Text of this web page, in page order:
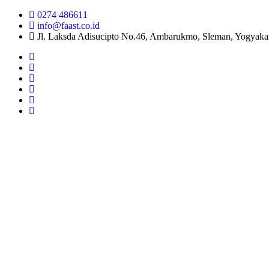
0274 486611
info@faast.co.id
Jl. Laksda Adisucipto No.46, Ambarukmo, Sleman,